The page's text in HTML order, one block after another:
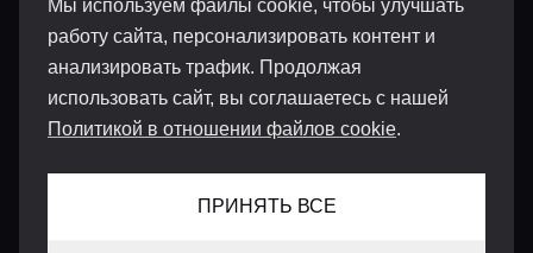
Мы используем файлы cookie, чтобы улучшать
работу сайта, персонализировать контент и
анализировать трафик. Продолжая
использовать сайт, вы соглашаетесь с нашей
Политикой в отношении файлов cookie.
ПРИНЯТЬ ВСЕ